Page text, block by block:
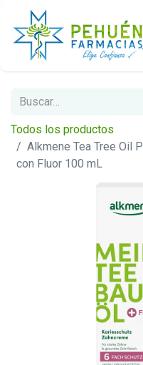
Todos los productos
Alkmene Tea Tree Oil
con Fluor 100 mL